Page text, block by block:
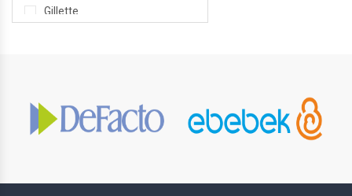
Gillette
Petburada
Bauhaus
Acer